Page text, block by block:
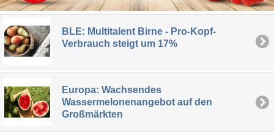
BLE: Multitalent Birne - Pro-Kopf-
Verbrauch steigt um 17%
Europa: Wachsendes
Wassermelonenangebot auf den
Großmärkten